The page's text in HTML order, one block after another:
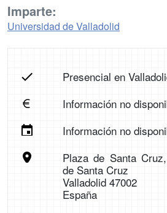
Imparte:
Universidad de Valladolid
Presencial en
Información no
Información no
Plaza de Santa
de Santa Cruz
Valladolid 47002
España